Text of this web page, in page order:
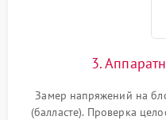
3.
Замер напряжений на
(балласте). Проверка